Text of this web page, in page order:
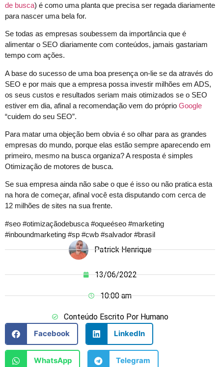
de busca) é como uma planta que precisa ser regada diariamente
para nascer uma bela for.
Se todas as empresas soubessem da importância que é
alimentar o SEO diariamente com conteúdos, jamais gastariam
tempo com ações.
A base do sucesso de uma boa presença on-lie se da através do
SEO e por mais que a empresa possa investir milhões em ADS,
os seus custos e resultados seriam mais otimizados se o SEO
estiver em dia, afinal a recomendação vem do próprio Google
“cuidem do seu SEO”.
Para matar uma objeção bem obvia é so olhar para as grandes
empresas do mundo, porque elas estão sempre aparecendo em
primeiro, mesmo na busca organiza? A resposta é simples
Otimização de motores de busca.
Se sua empresa ainda não sabe o que é isso ou não pratica esta
na hora de começar, afinal você esta disputando com cerca de
12 milhões de sites na sua frente.
#seo #otimizaçãodebusca #oqueéseo #marketing
#inboundmarketing #sp #cwb #salvador #brasil
Patrick Henrique
13/06/2022
10:00 am
Conteúdo Escrito Por Humano
Facebook
LinkedIn
WhatsApp Telegram